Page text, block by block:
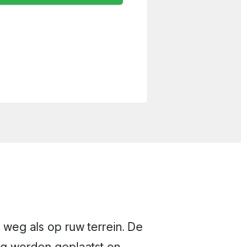
als op ruw terrein. De